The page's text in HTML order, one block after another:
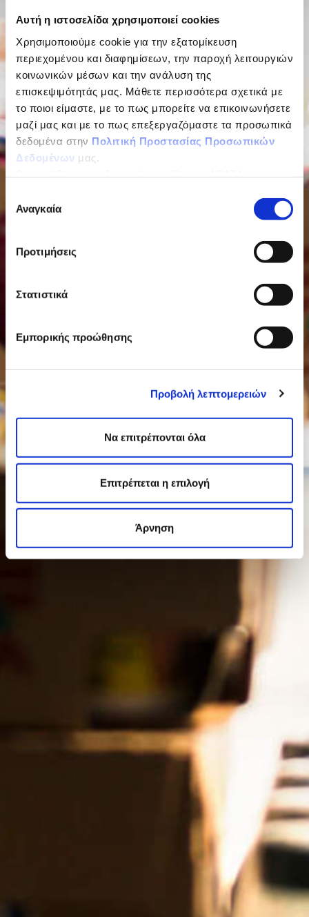
Αυτή η ιστοσελίδα χρησιμοποιεί cookies
Χρησιμοποιούμε cookie για την εξατομίκευση
περιεχομένου και διαφημίσεων, την παροχή λειτουργιών
κοινωνικών μέσων και την ανάλυση της
επισκεψιμότητάς μας. Μάθετε περισσότερα σχετικά με
το ποιοι είμαστε, με το πως μπορείτε να επικοινωνήσετε
μαζί μας και με το πως επεξεργαζόμαστε τα προσωπικά
δεδομένα στην Πολιτική Προστασίας Προσωπικών
Δεδομένων μας.
συγκατάθεσης
Αναγκαία
Προτιμήσεις
Στατιστικά
Εμπορικής προώθησης
Προβολή λεπτομερειών
Να επιτρέπονται όλα
Επιτρέπεται η επιλογή
Άρνηση